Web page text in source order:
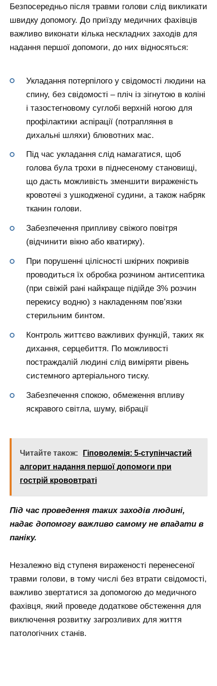
Безпосередньо після травми голови слід викликати
швидку допомогу. До приїзду медичних фахівців
важливо виконати кілька нескладних заходів для
надання першої допомоги, до них відносяться:
Укладання потерпілого у свідомості людини на
спину, без свідомості – пліч із зігнутою в коліні
і тазостегновому суглобі верхній ногою для
профілактики аспірації (потрапляння в
дихальні шляхи) блювотних мас.
Під час укладання слід намагатися, щоб
голова була трохи в піднесеному становищі,
що дасть можливість зменшити вираженість
кровотечі з ушкодженої судини, а також набряк
тканин голови.
Забезпечення припливу свіжого повітря
(відчинити вікно або кватирку).
При порушенні цілісності шкірних покривів
проводиться їх обробка розчином антисептика
(при свіжій рані найкраще підійде 3% розчин
перекису водню) з накладенням пов’язки
стерильним бинтом.
Контроль життєво важливих функцій, таких як
дихання, серцебиття. По можливості
постраждалій людині слід виміряти рівень
системного артеріального тиску.
Забезпечення спокою, обмеження впливу
яскравого світла, шуму, вібрації
Читайте також:
Гіповолемія: 5-ступінчастий
алгорит надання першої допомоги при
гострій крововтраті
Під час проведення таких заходів людині,
надає допомогу важливо самому не впадати в
паніку.
Незалежно від ступеня вираженості перенесеної
травми голови, в тому числі без втрати свідомості,
важливо звертатися за допомогою до медичного
фахівця, який проведе додаткове обстеження для
виключення розвитку загрозливих для життя
патологічних станів.